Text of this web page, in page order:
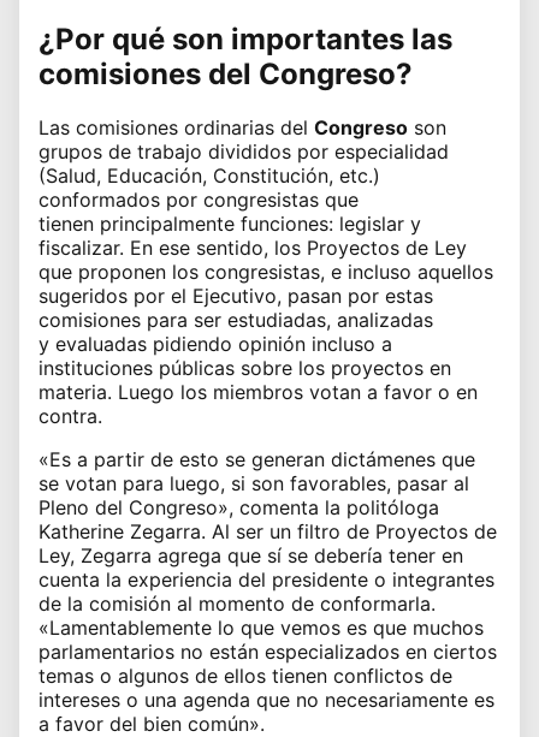
¿Por qué son importantes las
comisiones del Congreso?
Las comisiones ordinarias del Congreso son
grupos de trabajo divididos por especialidad
(Salud, Educación, Constitución, etc.)
conformados por congresistas que
tienen principalmente funciones: legislar y
fiscalizar. En ese sentido, los Proyectos de Ley
que proponen los congresistas, e incluso aquellos
sugeridos por el Ejecutivo, pasan por estas
comisiones para ser estudiadas, analizadas
y evaluadas pidiendo opinión incluso a
instituciones públicas sobre los proyectos en
materia. Luego los miembros votan a favor o en
contra.
«Es a partir de esto se generan dictámenes que
se votan para luego, si son favorables, pasar al
Pleno del Congreso», comenta la politóloga
Katherine Zegarra. Al ser un filtro de Proyectos de
Ley, Zegarra agrega que sí se debería tener en
cuenta la experiencia del presidente o integrantes
de la comisión al momento de conformarla.
«Lamentablemente lo que vemos es que muchos
parlamentarios no están especializados en ciertos
temas o algunos de ellos tienen conflictos de
intereses o una agenda que no necesariamente es
a favor del bien común».